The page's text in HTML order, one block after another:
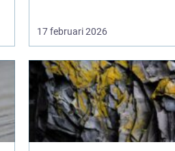
17 februari 2026